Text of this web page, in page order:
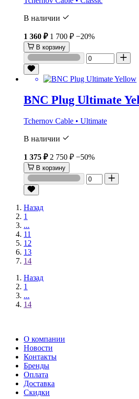
В наличии
1 360 ₽ 1 700 ₽ −20%
В корзину
BNC Plug Ultimate
Tchernov Cable • Ultimate
В наличии
1 375 ₽ 2 750 ₽ −50%
В корзину
Назад
1
...
11
12
13
14
Назад
1
...
14
О компании
Новости
Контакты
Бренды
Оплата
Доставка
Скидки